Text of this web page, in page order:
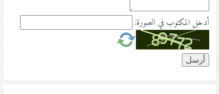
أدخل المكتوب في الصورة: